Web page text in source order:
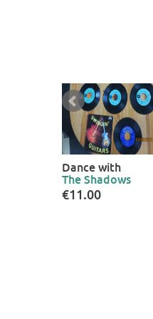
Dance with
The Shadows
€11.00